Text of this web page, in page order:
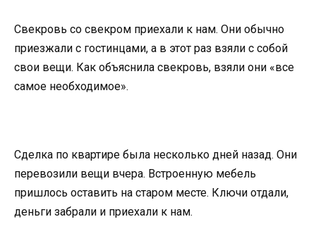
Свекровь со свекром приехали к нам. Они обычно
приезжали с гостинцами, а в этот раз взяли с собой
свои вещи. Как объяснила свекровь, взяли они «все
самое необходимое».
Сделка по квартире была несколько дней назад. Они
перевозили вещи вчера. Встроенную мебель
пришлось оставить на старом месте. Ключи отдали,
деньги забрали и приехали к нам.